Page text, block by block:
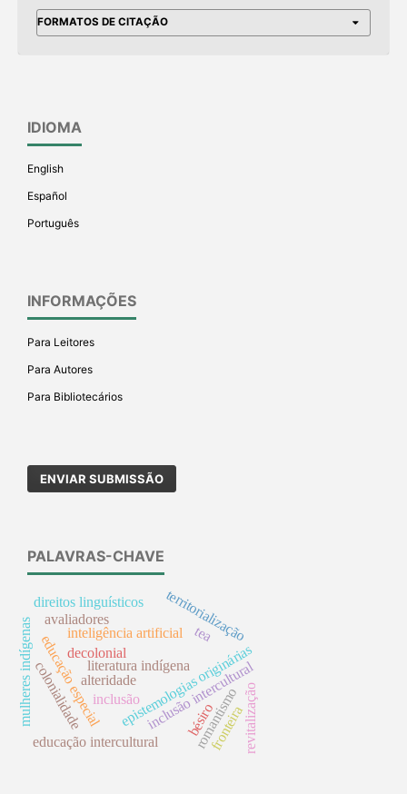
FORMATOS DE CITAÇÃO
IDIOMA
English
Español
Português
INFORMAÇÕES
Para Leitores
Para Autores
Para Bibliotecários
ENVIAR SUBMISSÃO
PALAVRAS-CHAVE
decolonial
literatura indígena
inteligência artificial
epistemologias originárias
educação intercultural
avaliadores
educação especial inclusão intercultural
direitos linguísticos
tea
inclusão
mulheres indígenas
territorialização
alteridade
colonialidade romantismo
bésirofronteirarevitalização